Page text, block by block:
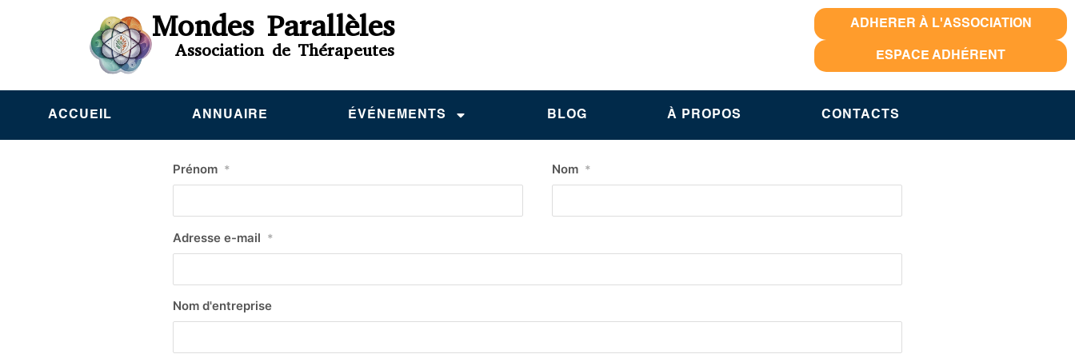
Mondes Parallèles
Association de Thérapeutes
ADHERER À L'ASSOCIATION
ESPACE ADHÉRENT
ACCUEIL ANNUAIRE ÉVÉNEMENTS BLOG À PROPOS CONTACTS
Prénom * Nom *
Adresse e-mail *
Nom d'entreprise